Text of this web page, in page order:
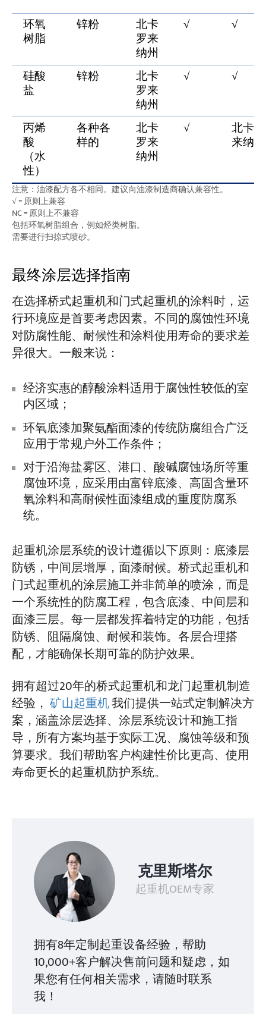
环氧
树脂
锌粉 北卡
罗来
纳州
√ √
硅酸
盐
锌粉 北卡
罗来
纳州
√ √
丙烯
酸
（水
性）
各种各
样的
北卡
罗来
纳州
√ 北卡罗
来纳州
注意：油漆配方各不相同。建议向油漆制造商确认兼容性。
√ = 原则上兼容
NC = 原则上不兼容
包括环氧树脂组合，例如烃类树脂。
需要进行扫掠式喷砂。
最终涂层选择指南
在选择桥式起重机和门式起重机的涂料时，运
行环境应是首要考虑因素。不同的腐蚀性环境
对防腐性能、耐候性和涂料使用寿命的要求差
异很大。一般来说：
经济实惠的醇酸涂料适用于腐蚀性较低的室
内区域；
环氧底漆加聚氨酯面漆的传统防腐组合广泛
应用于常规户外工作条件；
对于沿海盐雾区、港口、酸碱腐蚀场所等重
腐蚀环境，应采用由富锌底漆、高固含量环
氧涂料和高耐候性面漆组成的重度防腐系
统。
起重机涂层系统的设计遵循以下原则：底漆层
防锈，中间层增厚，面漆耐候。桥式起重机和
门式起重机的涂层施工并非简单的喷涂，而是
一个系统性的防腐工程，包含底漆、中间层和
面漆三层。每一层都发挥着特定的功能，包括
防锈、阻隔腐蚀、耐候和装饰。各层合理搭
配，才能确保长期可靠的防护效果。
拥有超过20年的桥式起重机和龙门起重机制造
经验， 矿山起重机我们提供一站式定制解决方
案，涵盖涂层选择、涂层系统设计和施工指
导，所有方案均基于实际工况、腐蚀等级和预
算要求。我们帮助客户构建性价比更高、使用
寿命更长的起重机防护系统。
克里斯塔尔
起重机OEM专家
拥有8年定制起重设备经验，帮助
10,000+客户解决售前问题和疑虑，如
果您有任何相关需求，请随时联系
我！